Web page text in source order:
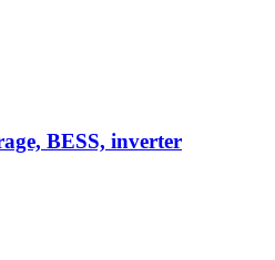
BESS, inverter